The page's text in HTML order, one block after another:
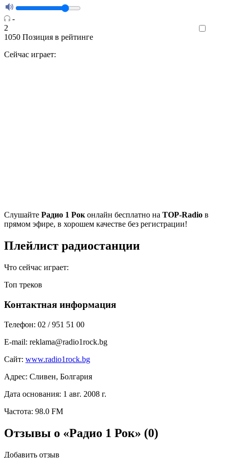
-
2
1050 Позиция в рейтинге
Сейчас играет:
Cлушайте Радио 1 Роконлайн бесплатно на TOP-Radio в
прямом эфире, в хорошем качестве без регистрации!
Плейлист радиостанции
Что сейчас играет:
Топ треков
Контактная информация
Телефон: 02 / 951 51 00
E-mail: reklama@radio1rock.bg
Сайт: www.radio1rock.bg
Адрес: Сливен, Болгария
Дата основания: 1 авг. 2008 г.
Частота: 98.0 FM
Отзывы о «Радио 1 Рок» (0)
Добавить отзыв